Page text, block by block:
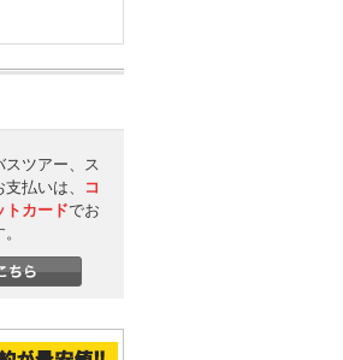
スツアー、ス
払いは、
コ
トカードでお